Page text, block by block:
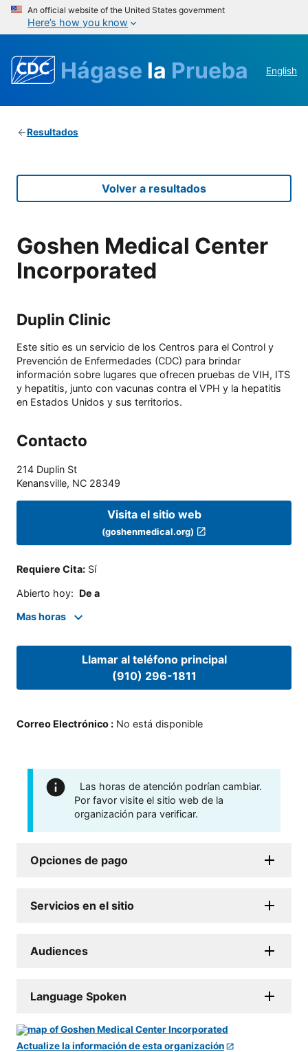
An official website of the United States government
Here’s how you know
Hágase la Prueba English
Resultados
Volver a resultados
Goshen Medical Center
Incorporated
Duplin Clinic
Este sitio es un servicio de los Centros para el Control y
Prevención de Enfermedades (CDC) para brindar
información sobre lugares que ofrecen pruebas de VIH, ITS
y hepatitis, junto con vacunas contra el VPH y la hepatitis
en Estados Unidos y sus territorios.
Contacto
214 Duplin St
Kenansville, NC 28349
Visita el sitio web
(goshenmedical.org)
Requiere Cita: Sí
Abierto hoy: De a
Mas horas
Llamar al teléfono principal
(910) 296-1811
Correo Electrónico : No está disponible
Las horas de atención podrían cambiar.
Por favor visite el sitio web de la
organización para verificar.
Opciones de pago
Servicios en el sitio
Audiences
Language Spoken
Actualize la información de esta organización